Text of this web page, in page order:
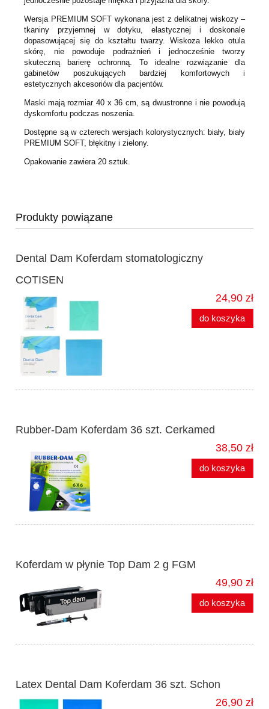
Wersja PREMIUM SOFT wykonana jest z delikatnej wiskozy –
tkaniny przyjemnej w dotyku, elastycznej i doskonale
dopasowującej się do kształtu twarzy. Wiskoza lekko otula
skórę, nie powoduje podrażnień i jednocześnie tworzy
skuteczną barierę ochronną. To idealne rozwiązanie dla
gabinetów poszukujących bardziej komfortowych i
estetycznych akcesoriów dla pacjentów.
Maski mają rozmiar 40 x 36 cm, są dwustronne i nie powodują
dyskomfortu podczas noszenia.
Dostępne są w czterech wersjach kolorystycznych: biały, biały
PREMIUM SOFT, błękitny i zielony.
Opakowanie zawiera 20 sztuk.
Produkty powiązane
Dental Dam Koferdam stomatologiczny
COTISEN
24,90 zł
do koszyka
Rubber-Dam Koferdam 36 szt. Cerkamed
38,50 zł
do koszyka
Koferdam w płynie Top Dam 2 g FGM
49,90 zł
do koszyka
Latex Dental Dam Koferdam 36 szt. Schon
26,90 zł